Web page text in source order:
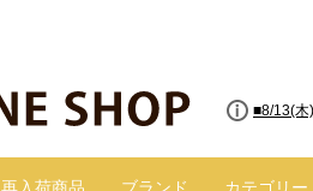
■8/13(木